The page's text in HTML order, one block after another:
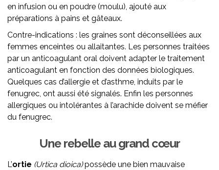
en infusion ou en poudre (moulu), ajouté aux
préparations à pains et gâteaux.
Contre-indications : les graines sont déconseillées aux
femmes enceintes ou allaitantes. Les personnes traitées
par un anticoagulant oral doivent adapter le traitement
anticoagulant en fonction des données biologiques.
Quelques cas d’allergie et d’asthme, induits par le
fenugrec, ont aussi été signalés. Enfin les personnes
allergiques ou intolérantes à l’arachide doivent se méfier
du fenugrec.
Une rebelle au grand cœur
L’ortie (Urtica dioica)possède une bien mauvaise